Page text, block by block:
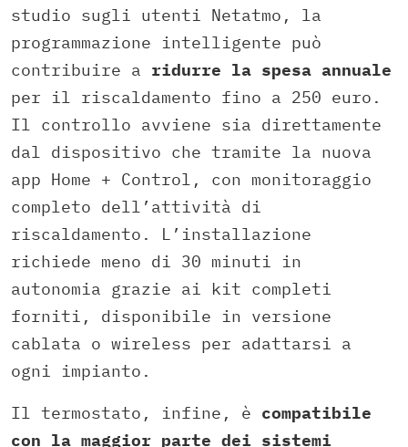
studio sugli utenti Netatmo, la
programmazione intelligente può
contribuire a ridurre la spesa annuale
per il riscaldamento fino a 250 euro.
Il controllo avviene sia direttamente
dal dispositivo che tramite la nuova
app Home + Control, con monitoraggio
completo dell’attività di
riscaldamento. L’installazione
richiede meno di 30 minuti in
autonomia grazie ai kit completi
forniti, disponibile in versione
cablata o wireless per adattarsi a
ogni impianto.
Il termostato, infine, è compatibile
con la maggior parte dei sistemi